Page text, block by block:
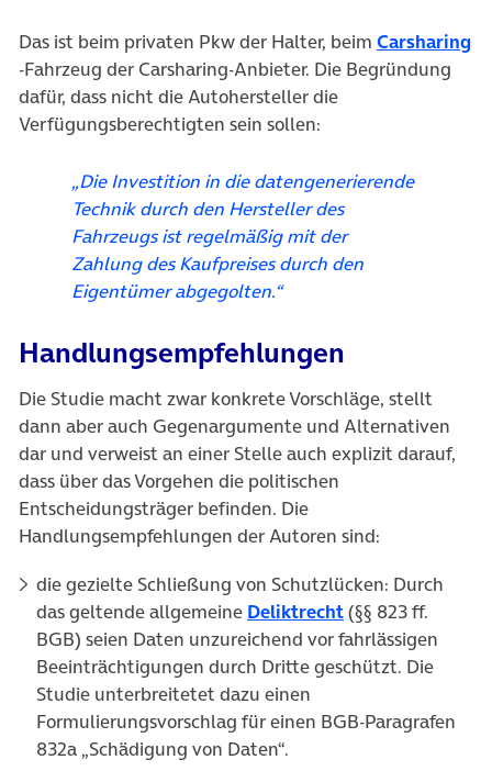
Das ist beim privaten Pkw der Halter, beim Carsharing
-Fahrzeug der Carsharing-Anbieter. Die Begründung
dafür, dass nicht die Autohersteller die
Verfügungsberechtigten sein sollen:
„Die Investition in die datengenerierende
Technik durch den Hersteller des
Fahrzeugs ist regelmäßig mit der
Zahlung des Kaufpreises durch den
Eigentümer abgegolten.“
Handlungsempfehlungen
Die Studie macht zwar konkrete Vorschläge, stellt
dann aber auch Gegenargumente und Alternativen
dar und verweist an einer Stelle auch explizit darauf,
dass über das Vorgehen die politischen
Entscheidungsträger befinden. Die
Handlungsempfehlungen der Autoren sind:
die gezielte Schließung von Schutzlücken: Durch
das geltende allgemeine Deliktrecht(öffnet in neuem
(§§ 823 ff.
BGB) seien Daten unzureichend vor fahrlässigen
Beeinträchtigungen durch Dritte geschützt. Die
Studie unterbreitetet dazu einen
Formulierungsvorschlag für einen BGB-Paragrafen
832a „Schädigung von Daten“.